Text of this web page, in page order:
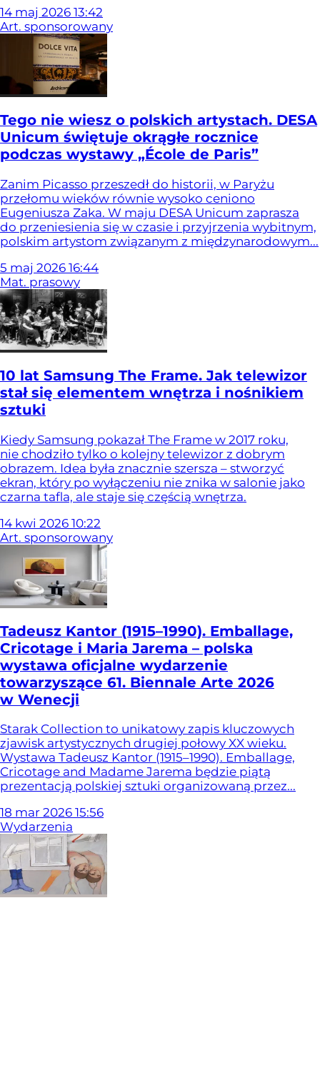
14 maj 2026 13:42
Art. sponsorowany
Tego nie wiesz o polskich artystach. DESA
Unicum świętuje okrągłe rocznice
podczas wystawy „École de Paris”
Zanim Picasso przeszedł do historii, w Paryżu
przełomu wieków równie wysoko ceniono
Eugeniusza Zaka. W maju DESA Unicum zaprasza
do przeniesienia się w czasie i przyjrzenia wybitnym,
polskim artystom związanym z międzynarodowym...
5 maj 2026 16:44
Mat. prasowy
10 lat Samsung The Frame. Jak telewizor
stał się elementem wnętrza i nośnikiem
sztuki
Kiedy Samsung pokazał The Frame w 2017 roku,
nie chodziło tylko o kolejny telewizor z dobrym
obrazem. Idea była znacznie szersza – stworzyć
ekran, który po wyłączeniu nie znika w salonie jako
czarna tafla, ale staje się częścią wnętrza.
14 kwi 2026 10:22
Art. sponsorowany
Tadeusz Kantor (1915–1990). Emballage,
Cricotage i Maria Jarema – polska
wystawa oficjalne wydarzenie
towarzyszące 61. Biennale Arte 2026
w Wenecji
Starak Collection to unikatowy zapis kluczowych
zjawisk artystycznych drugiej połowy XX wieku.
Wystawa Tadeusz Kantor (1915–1990). Emballage,
Cricotage and Madame Jarema będzie piątą
prezentacją polskiej sztuki organizowaną przez...
18 mar 2026 15:56
Wydarzenia